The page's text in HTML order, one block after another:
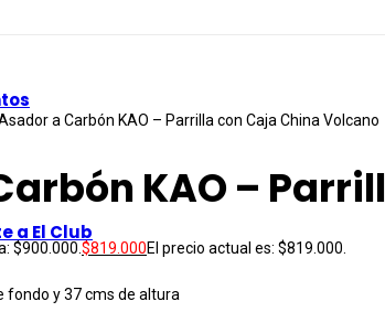
a El Club
a Carbón KAO – Parrilla con Caja China Volcano
KAO –
$900.000. $819.000El precio actual es: $819.000.
fondo y 37 cms de altura